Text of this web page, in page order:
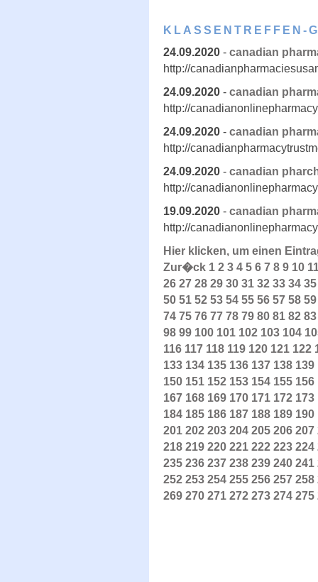
KLASSENTREFFEN-
24.09.2020 - canadian
http://
24.09.2020 - canadian
http://
24.09.2020 - canadian
http://
24.09.2020 - canadian
http://
19.09.2020 - canadian
http://
Hier klicken, um einen
Zur�ck 1 2 3 4 5 6 7 8 9 10
26 27 28 29 30 31 32 33 34 35
50 51 52 53 54 55 56 57 58 59
74 75 76 77 78 79 80 81 82 83
98 99 100 101 102 103 104
116 117 118 119 120 121 122
133 134 135 136 137 138 139
150 151 152 153 154 155 156
167 168 169 170 171 172 173
184 185 186 187 188 189 190
201 202 203 204 205 206 207
218 219 220 221 222 223 224
235 236 237 238 239 240 241
252 253 254 255 256 257 258
269 270 271 272 273 274 275